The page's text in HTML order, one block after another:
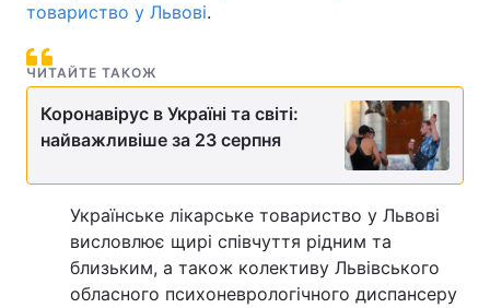
товариство у Львові.
ЧИТАЙТЕ ТАКОЖ
Коронавірус в Україні та світі:
найважливіше за 23 серпня
Українське лікарське товариство у Львові
висловлює щирі співчуття рідним та
близьким, а також колективу Львівського
обласного психоневрологічного диспансеру